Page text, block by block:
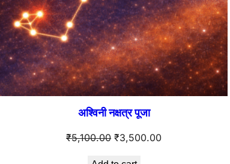
अश्विनी नक्षत्र पूजा
₹5,100.00 Original
₹3,500.00Current